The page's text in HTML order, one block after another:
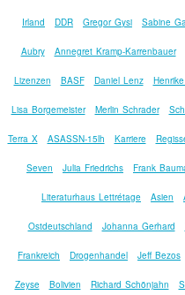
Irland DDR Gregor Gysi Sabine
Aubry Annegret Kramp-Karrenbauer
Lizenzen BASF Daniel Lenz
Lisa Borgemeister Merlin Schrader
Terra X ASASSN-15lh Karriere
Seven Julia Friedrichs Frank
Literaturhaus Lettrétage Asien
Ostdeutschland Johanna Gerhard
Frankreich Drogenhandel Jeff Bezos
Zeyse Bolivien Richard Schönjahn